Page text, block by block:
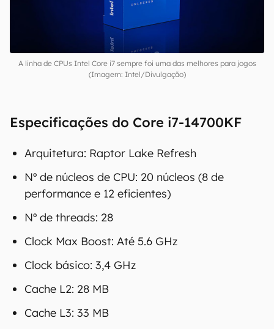
A linha de CPUs Intel Core i7 sempre foi uma das melhores para jogos
(Imagem: Intel/Divulgação)
Especificações do Core i7-14700KF
Arquitetura: Raptor Lake Refresh
Nº de núcleos de CPU: 20 núcleos (8 de
performance e 12 eficientes)
Nº de threads: 28
Clock Max Boost: Até 5.6 GHz
Clock básico: 3,4 GHz
Cache L2: 28 MB
Cache L3: 33 MB